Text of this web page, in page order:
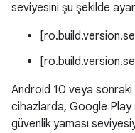
seviyesini şu şekilde
Android 10 veya sonraki
cihazlarda, Google
güvenlik yaması